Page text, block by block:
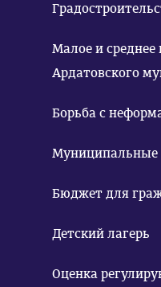
Малое и
Ардатовского
Борьба с
Муниципальные
Бюджет для
Детский лагерь
Оценка